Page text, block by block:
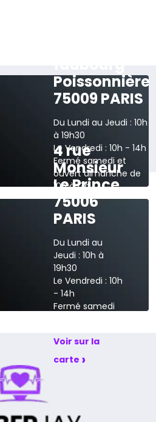
Poissonnière
75009 PARIS
Du Lundi au Jeudi : 10h
à 19h30
Le Vendredi : 10h - 14h
Fermé samedi et
ouvert dimanche de
10h à 13h
Voir sur la carte
4 rue
Monsieur
Le Prince
75006
PARIS
Du Lundi au
Jeudi : 10h à
19h30
Le Vendredi : 10h
- 14h
Fermé samedi
Voir sur la
carte ›